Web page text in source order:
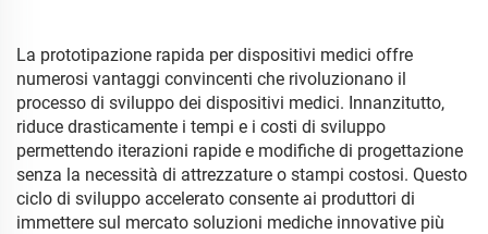
La prototipazione rapida per dispositivi medici offre
numerosi vantaggi convincenti che rivoluzionano il
processo di sviluppo dei dispositivi medici. Innanzitutto,
riduce drasticamente i tempi e i costi di sviluppo
permettendo iterazioni rapide e modifiche di progettazione
senza la necessità di attrezzature o stampi costosi. Questo
ciclo di sviluppo accelerato consente ai produttori di
immettere sul mercato soluzioni mediche innovative più